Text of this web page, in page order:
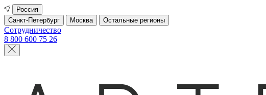
Россия
Санкт-Петербург
Москва Остальные регионы
Сотрудничество
8 800 600 75 26